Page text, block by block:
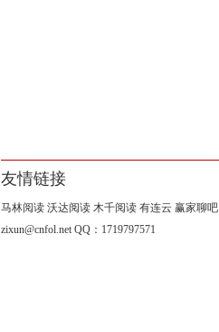
友情链接
马林阅读 沃达阅读 木千阅读 有连云 赢家聊吧
zixun@cnfol.net QQ：1719797571